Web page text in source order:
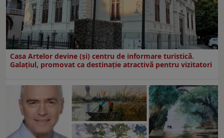
Casa Artelor devine (şi) centru de informare turistică.
Galaţiul, promovat ca destinaţie atractivă pentru vizitatori